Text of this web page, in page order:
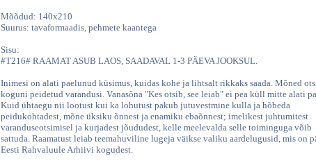
Mõõdud: 140x210
Suurus: tavaformaadis, pehmete kaantega
Sisu:
#T216# RAAMAT ASUB LAOS, SAADAVAL 1-3 PÄEVA JOOKSUL.
Inimesi on alati paelunud küsimus, kuidas kohe ja lihtsalt rikkaks saada. Mõned
koguni peidetud varandusi. Vanasõna "Kes otsib, see leiab" ei pea küll mitte alati
Kuid ühtaegu nii lootust kui ka lohutust pakub jutuvestmine kulla ja hõbeda
peidukohtadest, mõne üksiku õnnest ja enamiku ebaõnnest; imelikest juhtumitest
varanduseotsimisel ja kurjadest jõududest, kelle meelevalda selle toiminguga võib
sattuda. Raamatust leiab teemahuviline lugeja väikse valiku aardelugusid, mis on
Eesti Rahvaluule Arhiivi kogudest.